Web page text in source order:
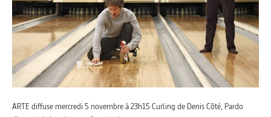
ARTE diffuse mercredi 5 novembre à 23h15 Curling de Denis Côté, Pardo